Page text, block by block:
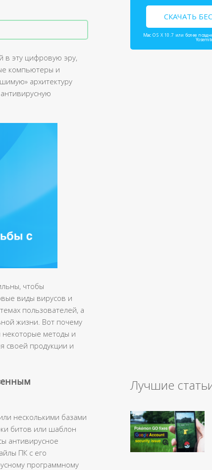
в эту цифровую эру,
компьютеры и
архитектуру
чтобы
виды вирусов и
пользователей, а
жизни. Вот почему
методы и
своей продукции и
несколькими базами
битов или шаблон
антивирусное
ПК с его
программному
СКАЧАТЬ
Mac OS X 10.7 или более
Лучшие